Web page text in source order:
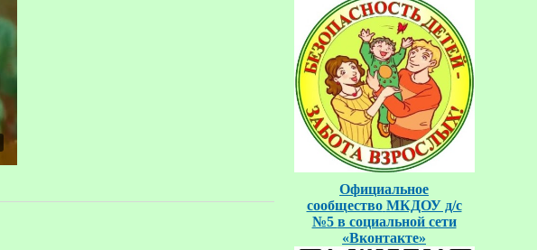
Официальное
сообщество МКДОУ д/с
№5 в социальной сети
«Вконтакте»